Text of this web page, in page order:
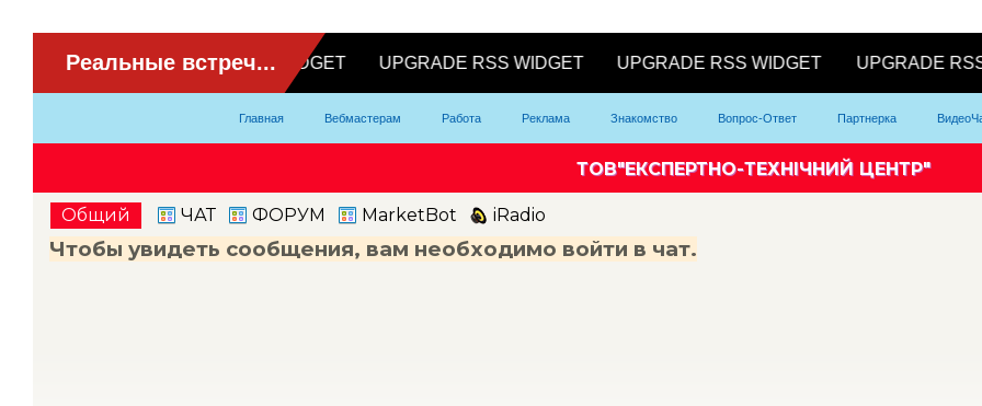
Главная Вебмастерам Работа Реклама Знакомство Вопрос-Ответ Партнерка
ВидеоЧат
Партнерка
Модели
Контакты